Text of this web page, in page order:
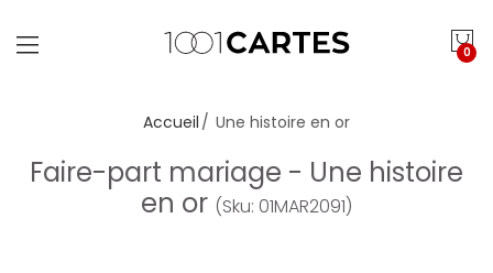
0
Accueil Une histoire en or
Faire-part mariage - Une histoire
en or (Sku: 01MAR2091)